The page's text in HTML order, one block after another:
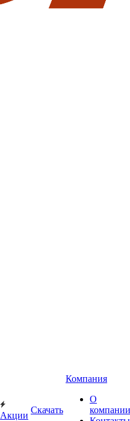
Акции
Скачать
Компания
О
компании